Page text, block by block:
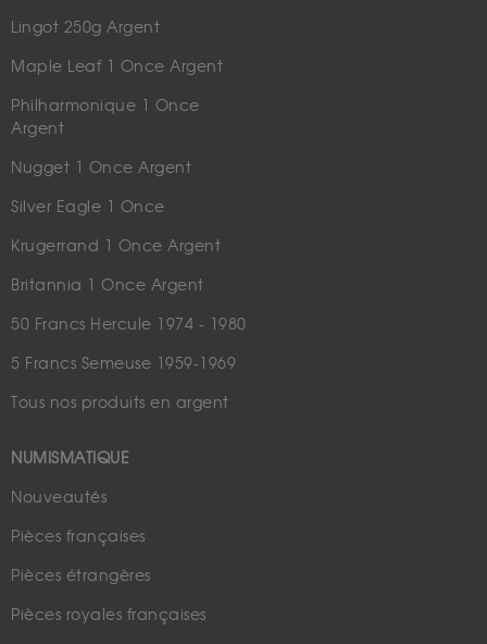
Lingot 250g Argent
Maple Leaf 1 Once Argent
Philharmonique 1 Once
Argent
Nugget 1 Once Argent
Silver Eagle 1 Once
Krugerrand 1 Once Argent
Britannia 1 Once Argent
50 Francs Hercule 1974 - 1980
5 Francs Semeuse 1959-1969
Tous nos produits en argent
NUMISMATIQUE
Nouveautés
Pièces françaises
Pièces étrangères
Pièces royales françaises